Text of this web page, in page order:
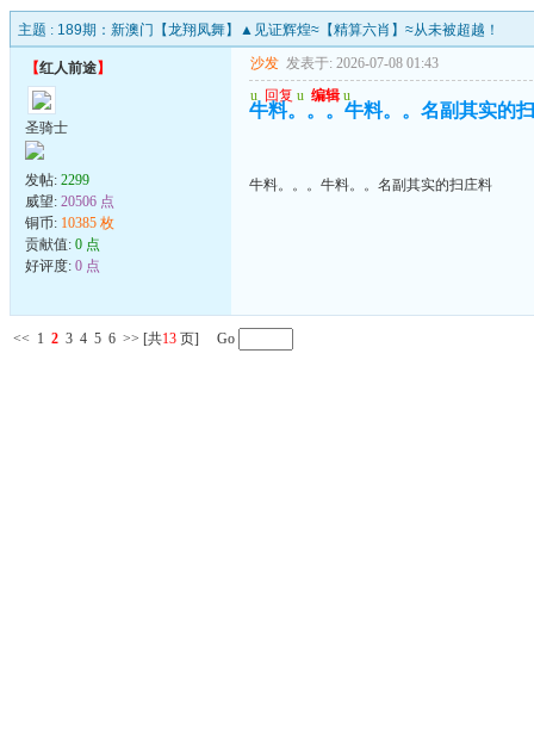
主题 : 189期：新澳门【龙翔凤舞】▲见证辉煌≈【精算六肖】≈从未被超越！
【红人前途】
圣骑士
发帖: 2299
威望: 20506 点
铜币: 10385 枚
贡献值: 0 点
好评度: 0 点
沙发 发表于: 2026-07-08 01:43
u 回复 u 编辑 u
牛料。。。牛料。。名副其实的
牛料。。。牛料。。名副其实的扫庄料
<< 1 2 3 4 5 6 >> [共13 页] Go